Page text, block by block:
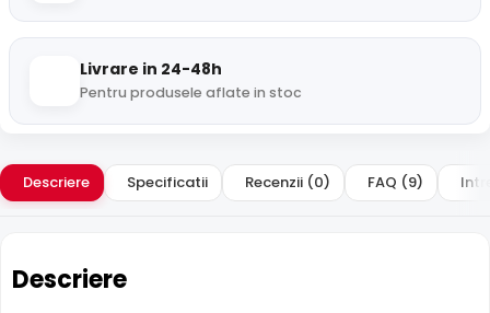
Livrare in 24-48h
Pentru produsele aflate in stoc
Descriere Specificatii Recenzii (0) FAQ (9)
Descriere